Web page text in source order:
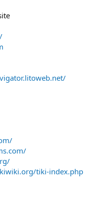
tiki-index.php